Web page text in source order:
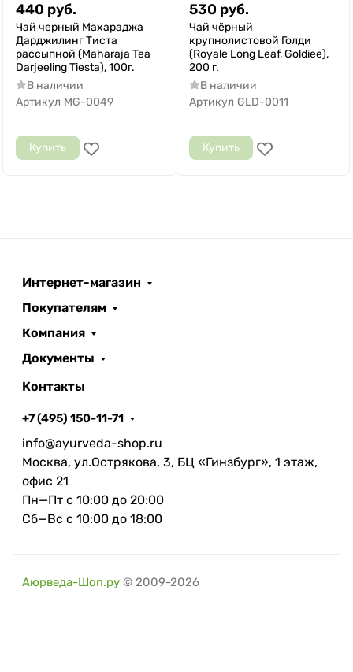
440 руб.
Чай черный Махараджа
Дарджилинг Тиста
рассыпной (Maharaja Tea
Darjeeling Tiesta), 100г.
В наличии
Артикул MG-0049
Купить
530 руб.
Чай чёрный
крупнолистовой Голди
(Royale Long Leaf, Goldiee),
200 г.
В наличии
Артикул GLD-0011
Купить
Интернет-магазин
Покупателям
Компания
Документы
Контакты
+7 (495) 150-11-71
info@ayurveda-shop.ru
Москва, ул.Острякова, 3, БЦ «Гинзбург», 1 этаж,
офис 21
Пн—Пт с 10:00 до 20:00
Сб—Вс с 10:00 до 18:00
Аюрведа-Шоп.ру © 2009-2026